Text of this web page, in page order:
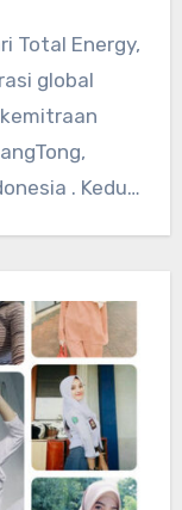
Total Energy,
global
. Kedua